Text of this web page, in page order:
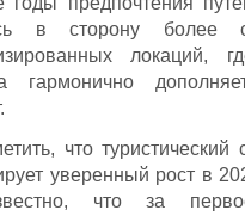
в сторону более
локаций,
гармонично
что туристический
уверенный рост в
что за